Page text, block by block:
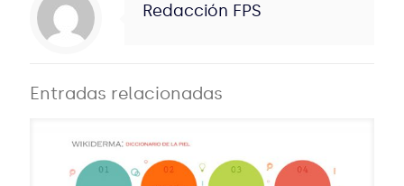
Redacción FPS
Entradas relacionadas